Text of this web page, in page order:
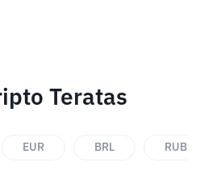
Teratas
EUR BRL RUB